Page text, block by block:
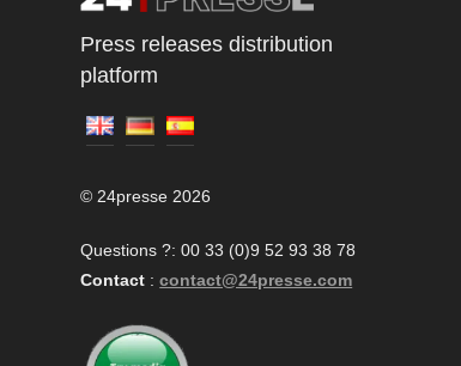
Press releases distribution
platform
© 24presse 2026
Questions ?: 00 33 (0)9 52 93 38 78
Contact : contact@24presse.com